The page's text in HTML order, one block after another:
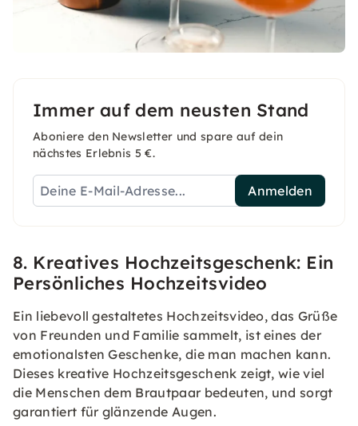
Immer auf dem neusten Stand
Aboniere den Newsletter und spare auf dein
nächstes Erlebnis 5 €.
Anmelden
8. Kreatives Hochzeitsgeschenk: Ein
Persönliches Hochzeitsvideo
Ein liebevoll gestaltetes Hochzeitsvideo, das Grüße
von Freunden und Familie sammelt, ist eines der
emotionalsten Geschenke, die man machen kann.
Dieses kreative Hochzeitsgeschenk zeigt, wie viel
die Menschen dem Brautpaar bedeuten, und sorgt
garantiert für glänzende Augen.